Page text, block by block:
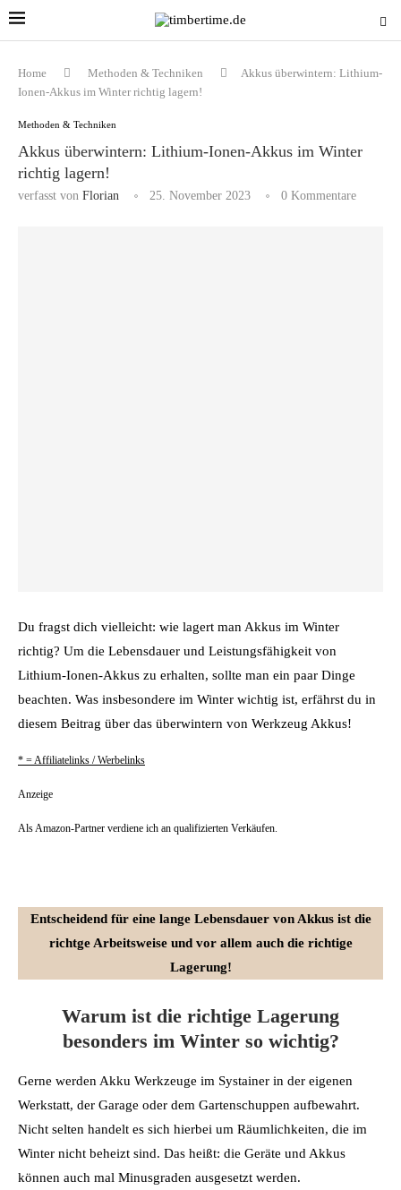
Home Methoden & Techniken
Akkus überwintern: Lithium-
Ionen-Akkus im Winter richtig lagern!
Methoden & Techniken
Akkus überwintern: Lithium-Ionen-Akkus im Winter
richtig lagern!
verfasst von Florian 25. November 2023 0 Kommentare
Du fragst dich vielleicht: wie lagert man Akkus im Winter
richtig? Um die Lebensdauer und Leistungsfähigkeit von
Lithium-Ionen-Akkus zu erhalten, sollte man ein paar Dinge
beachten. Was insbesondere im Winter wichtig ist, erfährst du in
diesem Beitrag über das überwintern von Werkzeug Akkus!
* = Affiliatelinks / Werbelinks
Anzeige
Als Amazon-Partner verdiene ich an qualifizierten Verkäufen.
Entscheidend für eine lange Lebensdauer von Akkus ist die
richtge Arbeitsweise und vor allem auch die richtige
Lagerung!
Warum ist die richtige Lagerung
besonders im Winter so wichtig?
Gerne werden Akku Werkzeuge im Systainer in der eigenen
Werkstatt, der Garage oder dem Gartenschuppen aufbewahrt.
Nicht selten handelt es sich hierbei um Räumlichkeiten, die im
Winter nicht beheizt sind. Das heißt: die Geräte und Akkus
können auch mal Minusgraden ausgesetzt werden.